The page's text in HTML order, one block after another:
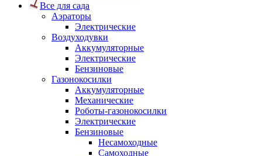
Все для сада
Аэраторы
Электрические
Воздуходувки
Аккумуляторные
Электрические
Бензиновые
Газонокосилки
Аккумуляторные
Механические
Роботы-газонокосилки
Электрические
Бензиновые
Несамоходные
Самоходные